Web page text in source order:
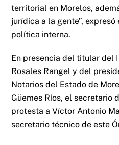
territorial en Morelos,
jurídica a la gente”,
política interna.
En presencia del titular del
Rosales Rangel y del
Notarios del Estado de
Güemes Ríos, el secretario
protesta a Víctor Antonio
secretario técnico de este